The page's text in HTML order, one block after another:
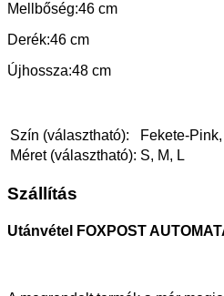
Mellbőség:46 cm
Derék:46 cm
Újhossza:48 cm
Szín (választható):
Fekete-
Méret (választható): S, M, L
Szállítás
Utánvétel FOXPOST